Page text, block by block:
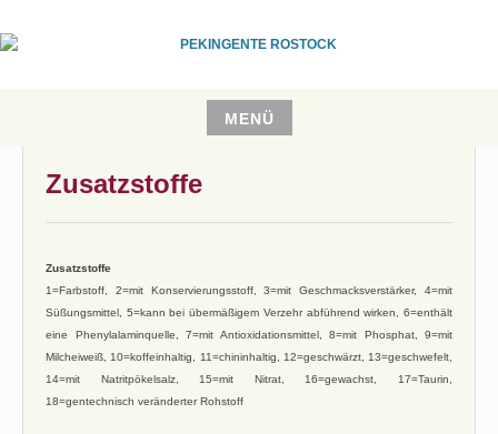
Inhalt
springen
MENÜ
Zum
InhaltZusatzstoffe
Zusatzstoffe
1=Farbstoff, 2=mit Konservierungsstoff, 3=mit Geschmacksverstärker, 4=mit
Süßungsmittel, 5=kann bei übermäßigem Verzehr abführend wirken, 6=enthält
eine Phenylalaminquelle, 7=mit Antioxidationsmittel, 8=mit Phosphat, 9=mit
Milcheiweiß, 10=koffeinhaltig, 11=chininhaltig, 12=geschwärzt, 13=geschwefelt,
14=mit Natritpökelsalz, 15=mit Nitrat, 16=gewachst, 17=Taurin,
18=gentechnisch veränderter Rohstoff